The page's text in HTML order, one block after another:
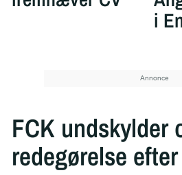
i
FCK undskylder
redegørelse